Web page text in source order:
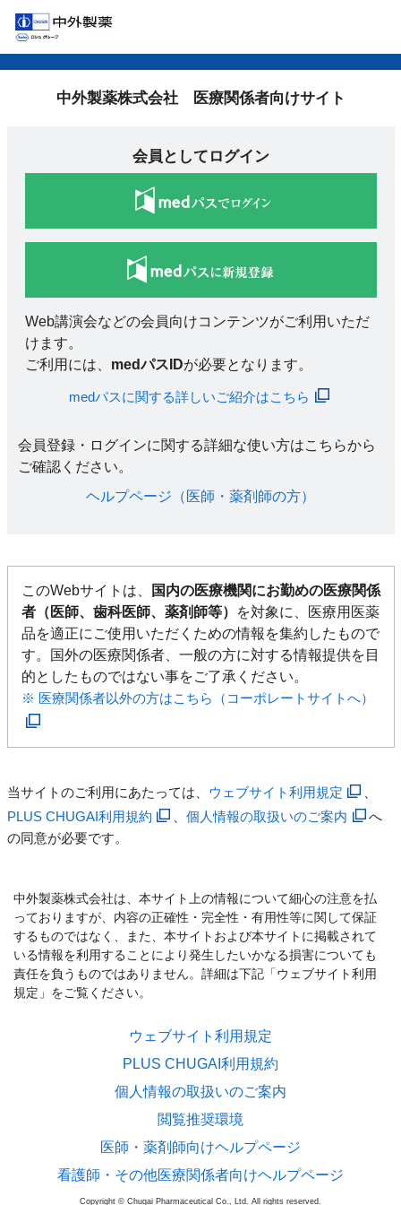
中外製薬株式会社 医療関係者向けサイト
会員としてログイン
Web講演会などの会員向けコンテンツがご利用いただ
けます。
ご利用には、 medパスIDが必要となります。
medパスに関する詳しいご紹介はこちら
会員登録・ログインに関する詳細な使い方はこちらから
ご確認ください。​
ヘルプページ（医師・薬剤師の方）​
このWebサイトは、
国内の医療機関にお勤めの医療関係
者（医師、歯科医師、薬剤師等）
を対象に、医療用医薬
品を適正にご使用いただくための情報を集約したもので
す。国外の医療関係者、一般の方に対する情報提供を目
的としたものではない事をご了承ください。
※ 医療関係者以外の方はこちら（コーポレートサイトへ）
当サイトのご利用にあたっては、 ウェブサイト利用規定
PLUS CHUGAI利用規約
、個人情報の取扱いのご案内
へ
の同意が必要です。
中外製薬株式会社は、本サイト上の情報について細心の注意を払
っておりますが、内容の正確性・完全性・有用性等に関して保証
するものではなく、また、本サイトおよび本サイトに掲載されて
いる情報を利用することにより発生したいかなる損害についても
責任を負うものではありません。詳細は下記「ウェブサイト利用
規定」をご覧ください。
ウェブサイト利用規定
PLUS CHUGAI利用規約
個人情報の取扱いのご案内
閲覧推奨環境
医師・薬剤師向けヘルプページ
看護師・その他医療関係者向けヘルプページ
Copyright © Chugai Pharmaceutical Co., Ltd. All rights reserved.